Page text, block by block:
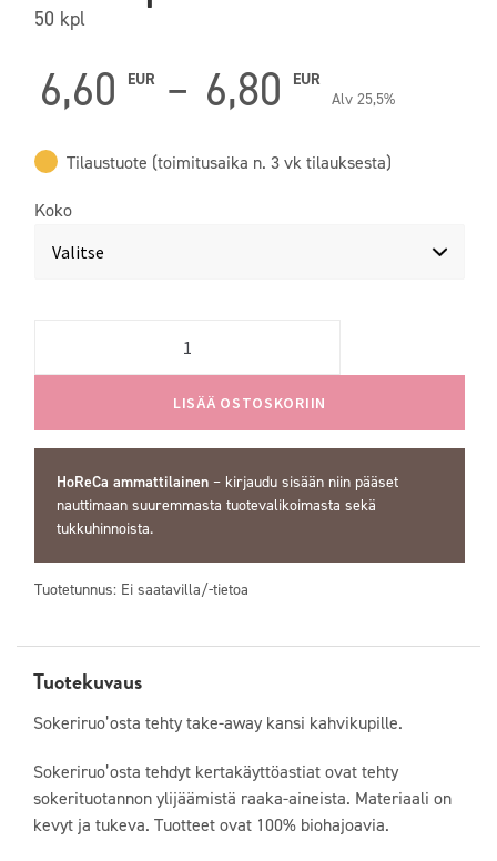
50 kpl
6,60 EUR – 6,80 EUR
6,60
Alv 25,5%
Tilaustuote (toimitusaika n. 3 vk tilauksesta)
Koko
LISÄÄ OSTOSKORIIN
HoReCa ammattilainen – kirjaudu sisään niin pääset
nauttimaan suuremmasta tuotevalikoimasta sekä
tukkuhinnoista.
Tuotetunnus: Ei saatavilla/-tietoa
Tuotekuvaus
Sokeriruo’osta tehty take-away kansi kahvikupille.
Sokeriruo’osta tehdyt kertakäyttöastiat ovat tehty
sokerituotannon ylijäämistä raaka-aineista. Materiaali on
kevyt ja tukeva. Tuotteet ovat 100% biohajoavia.